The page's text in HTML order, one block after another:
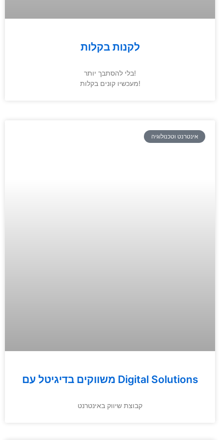
לקנות בקלות
בלי להסתבך יותר!
מעכשיו קונים בקלות!
אינטרנט וטכנולוגיה
משווקים בדיגיטל עם Digital Solutions
קבוצת שיווק באינטרנט